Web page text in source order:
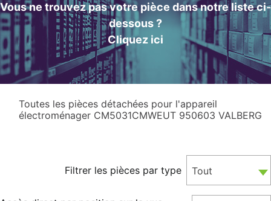
Vous ne trouvez pas votre pièce dans notre liste ci-
dessous ?
Cliquez ici
Toutes les pièces détachées pour l'appareil
électroménager CM5031CMWEUT 950603 VALBERG
Filtrer les pièces par type Tout